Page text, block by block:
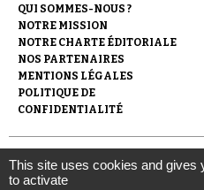
QUI SOMMES-NOUS ?
NOTRE MISSION
NOTRE CHARTE ÉDITORIALE
NOS PARTENAIRES
MENTIONS LÉGALES
POLITIQUE DE
CONFIDENTIALITÉ
© 2007- 2026 Conspiracy Watch
l'Observatoire du conspirationnisme
le soutien de la Fondation pour la
This site uses cookies and gives
to activate